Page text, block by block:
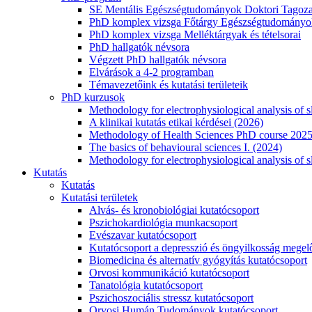
SE Mentális Egészségtudományok Doktori
PhD komplex vizsga Főtárgy
PhD komplex vizsga Melléktárgyak és tételsorai
PhD hallgatók névsora
Végzett PhD hallgatók névsora
Elvárások a 4-2 programban
Témavezetőink és kutatási területeik
PhD kurzusok
Methodology for electrophysiological analysis of
A klinikai kutatás etikai kérdései (2026)
Methodology of Health Sciences PhD course 2025
The basics of behavioural sciences I. (2024)
Methodology for electrophysiological analysis of
Kutatás
Kutatás
Kutatási területek
Alvás- és kronobiológiai kutatócsoport
Pszichokardiológia munkacsoport
Evészavar kutatócsoport
Kutatócsoport a depresszió és öngyilkosság
Biomedicina és alternatív gyógyítás kutatócsoport
Orvosi kommunikáció kutatócsoport
Tanatológia kutatócsoport
Pszichoszociális stressz kutatócsoport